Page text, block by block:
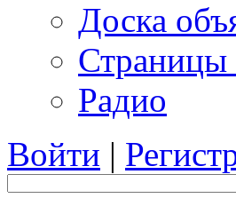
Доска
Страницы
Радио
Войти |